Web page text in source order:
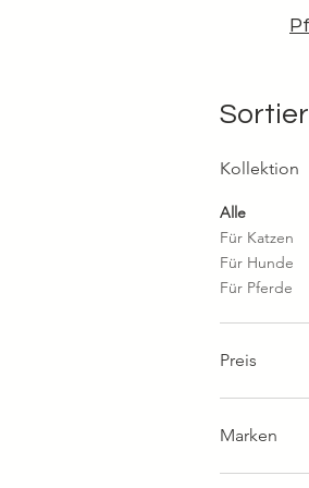
Kollektion
Alle
Für Katzen
Für Hunde
Für Pferde
Preis
Marken
Band &